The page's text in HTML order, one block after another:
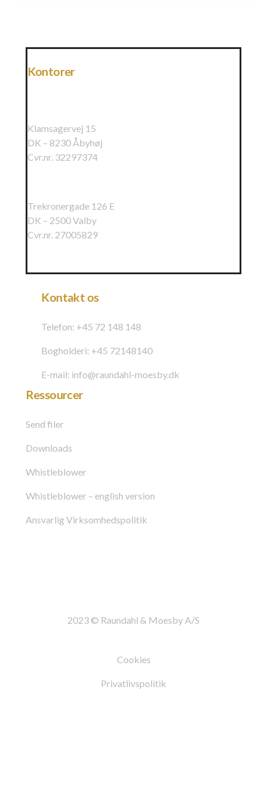
Kontorer
Klamsagervej 15
DK – 8230 Åbyhøj
Cvr.nr. 32297374
Trekronergade 126 E
DK – 2500 Valby
Cvr.nr. 27005829
Kontakt os
Telefon: +45 72 148 148
Bogholderi: +45 72148140
E-mail: info@raundahl-moesby.dk
Ressourcer
Send filer
Downloads
Whistleblower
Whistleblower – english version
Ansvarlig Virksomhedspolitik
2023 © Raundahl & Moesby A/S
Cookies
Privatlivspolitik